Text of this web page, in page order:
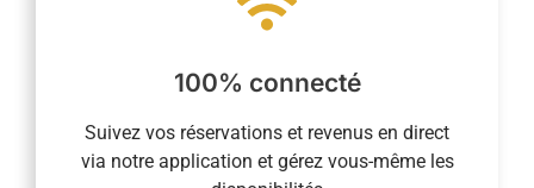
100% connecté
Suivez vos réservations et revenus en direct
via notre application et gérez vous-même les
Notre service de conciergerie 100% connecté
vous permet de suivre la vie de votre
logement partout et tout le temps. Votre
présence sur place n’est pas requise et notre
à toutes les étapes de la vie quotidienne pour
vous faciliter la vie.